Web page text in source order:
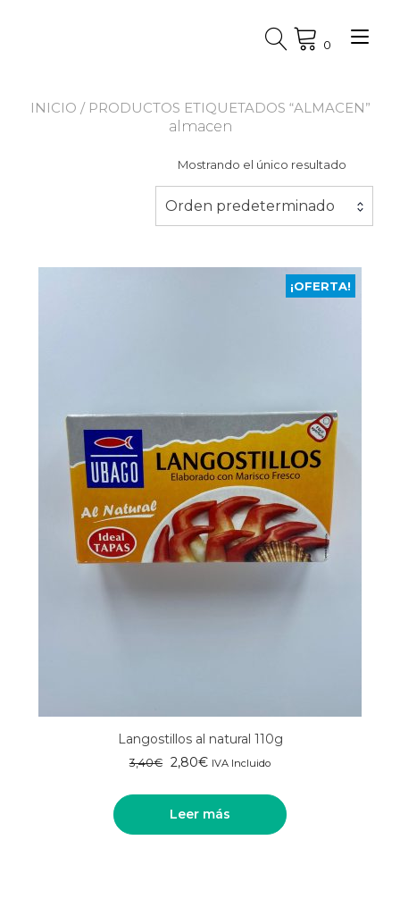
0
INICIO / PRODUCTOS ETIQUETADOS “ALMACEN”
almacen
Mostrando el único resultado
Orden predeterminado
¡OFERTA!
Langostillos al natural 110g
3,40€ El
original
era:
3,40€.
2,80€El
actual
es:
2,80€.
IVA Incluido
Leer más